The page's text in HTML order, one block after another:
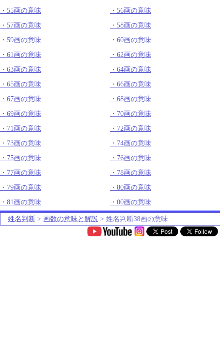
55画の意味
56画の意味
57画の意味
58画の意味
59画の意味
60画の意味
61画の意味
62画の意味
63画の意味
64画の意味
65画の意味
66画の意味
67画の意味
68画の意味
69画の意味
70画の意味
71画の意味
72画の意味
73画の意味
74画の意味
75画の意味
76画の意味
77画の意味
78画の意味
79画の意味
80画の意味
81画の意味
00画の意味
姓名判断 > 画数の意味と解説 > 姓名判断38画の意味